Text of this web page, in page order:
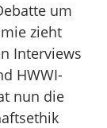
um
zieht
Interviews
HWWI-
nun die